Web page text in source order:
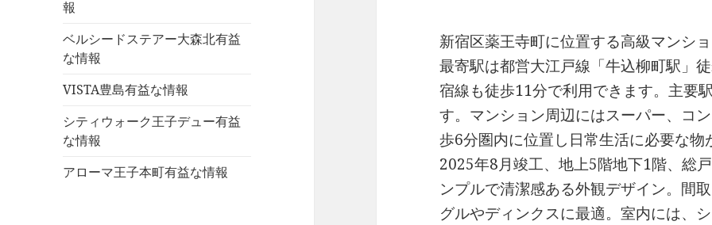
報
ベルシードステアー大森北有益
な情報
VISTA豊島有益な情報
シティウォーク王子デュー有益
な情報
アローマ王子本町有益な情報
新宿区薬王寺町に位置する高級マンシ
最寄駅は都営大江戸線「牛込柳町駅」
宿線も徒歩11分で利用できます。主要
す。マンション周辺にはスーパー、コ
歩6分圏内に位置し日常生活に必要な物
2025年8月竣工、地上5階地下1階、総
ンプルで清潔感ある外観デザイン。間
グルやディンクスに最適。室内には、